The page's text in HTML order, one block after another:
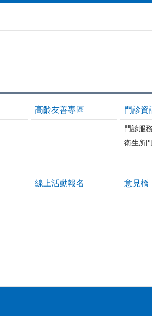
高齡友善專區 門診資
門診服
衛生所
線上活動報名 意見橋